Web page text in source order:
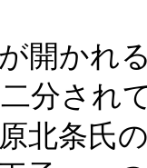
開かれ
分され
北条氏